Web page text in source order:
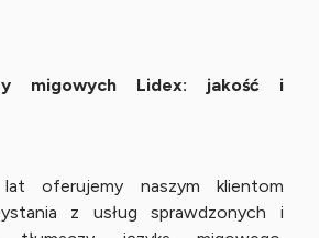
migowych Lidex: jakość i
oferujemy naszym klientom
z usług sprawdzonych i